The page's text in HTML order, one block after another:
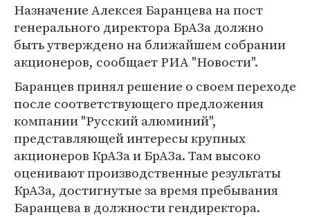
Назначение Алексея Баранцева на пост
генерального директора БрАЗа должно
быть утверждено на ближайшем собрании
акционеров, сообщает РИА "Новости".
Баранцев принял решение о своем переходе
после соответствующего предложения
компании "Русский алюминий",
представляющей интересы крупных
акционеров КрАЗа и БрАЗа. Там высоко
оценивают производственные результаты
КрАЗа, достигнутые за время пребывания
Баранцева в должности гендиректора.